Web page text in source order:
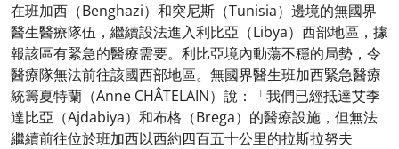
在班加西（Benghazi）和突尼斯（Tunisia）邊境的無國界
醫生醫療隊伍，繼續設法進入利比亞（Libya）西部地區，據
報該區有緊急的醫療需要。利比亞境內動蕩不穩的局勢，令
醫療隊無法前往該國西部地區。無國界醫生班加西緊急醫療
統籌夏特蘭（Anne CHÂTELAIN）說：「我們已經抵達艾季
達比亞（Ajdabiya）和布格（Brega）的醫療設施，但無法
繼續前往位於班加西以西約四百五十公里的拉斯拉努夫